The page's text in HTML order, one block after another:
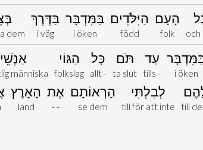
och
הָעָם
folk
הַיִּלֹּדִים
född
בַּמִּדְבָּר
i öken
בַּדֶּרֶךְ
i väg
dem
i öken
עַד
tills -
תֹּם
ta slut
כָּל
allt -
הַגּוֹי
folkslag
אַנְשֵׁי
människa
till
לְבִלְתִּי
till för att inte
הַרְאוֹתָם
se dem
אֶת
- -
הָאָרֶץ
land